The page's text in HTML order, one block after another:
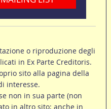
o riproduzione degli
in Ex Parte Creditoris.
sito alla pagina della
interesse.
non in sua parte (non
in altro sito; anche in